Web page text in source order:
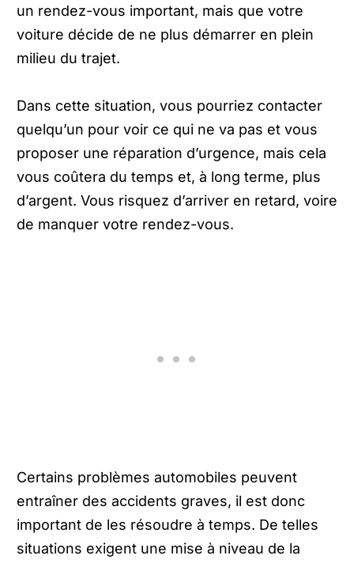
un rendez-vous important, mais que votre
voiture décide de ne plus démarrer en plein
milieu du trajet.
Dans cette situation, vous pourriez contacter
quelqu’un pour voir ce qui ne va pas et vous
proposer une réparation d’urgence, mais cela
vous coûtera du temps et, à long terme, plus
d’argent. Vous risquez d’arriver en retard, voire
de manquer votre rendez-vous.
Certains problèmes automobiles peuvent
entraîner des accidents graves, il est donc
important de les résoudre à temps. De telles
situations exigent une mise à niveau de la